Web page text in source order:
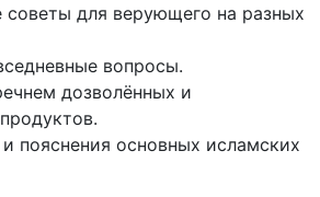
советы для верующего на разных
вопросы.
дозволённых и
пояснения основных исламских